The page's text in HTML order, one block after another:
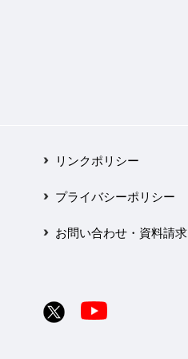
リンクポリシー
プライバシーポリシー
お問い合わせ・資料請求